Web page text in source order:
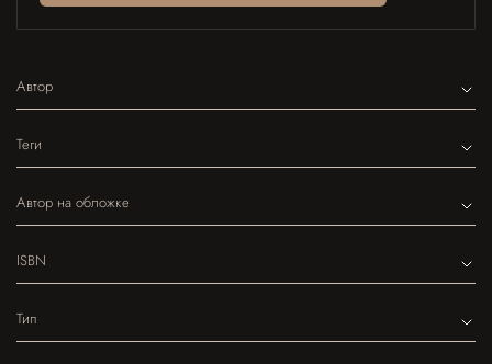
Автор
Теги
Автор на обложке
ISBN
Тип